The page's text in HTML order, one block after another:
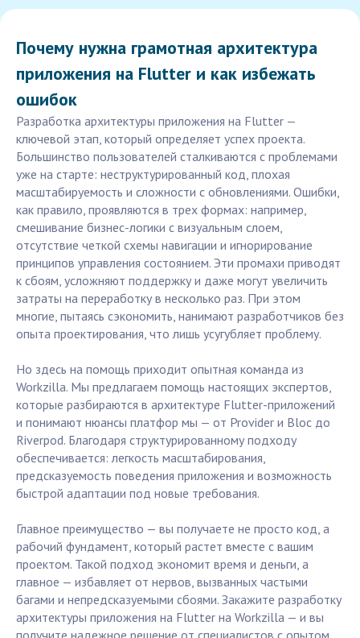
Почему нужна грамотная архитектура
приложения на Flutter и как избежать
ошибок
Разработка архитектуры приложения на Flutter —
ключевой этап, который определяет успех проекта.
Большинство пользователей сталкиваются с проблемами
уже на старте: неструктурированный код, плохая
масштабируемость и сложности с обновлениями. Ошибки,
как правило, проявляются в трех формах: например,
смешивание бизнес-логики с визуальным слоем,
отсутствие четкой схемы навигации и игнорирование
принципов управления состоянием. Эти промахи приводят
к сбоям, усложняют поддержку и даже могут увеличить
затраты на переработку в несколько раз. При этом
многие, пытаясь сэкономить, нанимают разработчиков без
опыта проектирования, что лишь усугубляет проблему.
Но здесь на помощь приходит опытная команда из
Workzilla. Мы предлагаем помощь настоящих экспертов,
которые разбираются в архитектуре Flutter-приложений
и понимают нюансы платфор мы — от Provider и Bloc до
Riverpod. Благодаря структурированному подходу
обеспечивается: легкость масштабирования,
предсказуемость поведения приложения и возможность
быстрой адаптации под новые требования.
Главное преимущество — вы получаете не просто код, а
рабочий фундамент, который растет вместе с вашим
проектом. Такой подход экономит время и деньги, а
главное — избавляет от нервов, вызванных частыми
багами и непредсказуемыми сбоями. Закажите разработку
архитектуры приложения на Flutter на Workzilla — и вы